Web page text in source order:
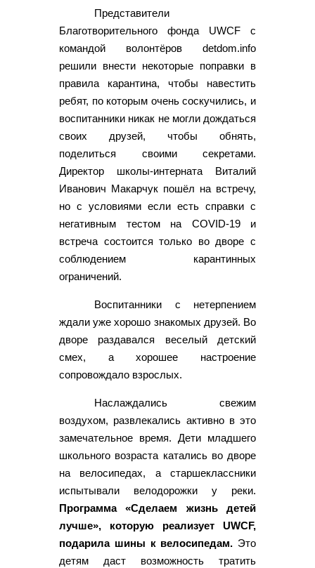
Представители
Благотворительного фонда UWCF с
командой волонтёров detdom.info
решили внести некоторые поправки в
правила карантина, чтобы навестить
ребят, по которым очень соскучились, и
воспитанники никак не могли дождаться
своих друзей, чтобы обнять,
поделиться своими секретами.
Директор школы-интерната Виталий
Иванович Макарчук пошёл на встречу,
но с условиями если есть справки с
негативным тестом на COVID-19 и
встреча состоится только во дворе с
соблюдением карантинных
ограничений.
Воспитанники с нетерпением
ждали уже хорошо знакомых друзей. Во
дворе раздавался веселый детский
смех, а хорошее настроение
сопровождало взрослых.
Наслаждались свежим
воздухом, развлекались активно в это
замечательное время. Дети младшего
школьного возраста катались во дворе
на велосипедах, а старшеклассники
испытывали велодорожки у реки.
Программа «Сделаем жизнь детей
лучше», которую реализует UWCF,
подарила шины к велосипедам. Это
детям даст возможность тратить